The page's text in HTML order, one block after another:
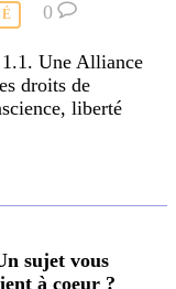
0
Une Alliance
droits de
liberté
sujet vous
à coeur ?